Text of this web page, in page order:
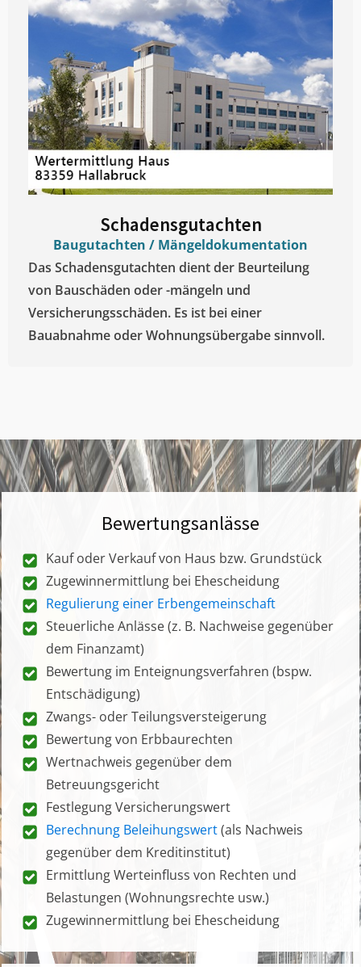
Schadensgutachten
Baugutachten / Mängeldokumentation
Das Schadensgutachten dient der Beurteilung
von Bauschäden oder -mängeln und
Versicherungsschäden. Es ist bei einer
Bauabnahme oder Wohnungsübergabe sinnvoll.
Bewertungsanlässe
Kauf oder Verkauf von Haus bzw. Grundstück
Zugewinnermittlung bei Ehescheidung
Regulierung einer Erbengemeinschaft
Steuerliche Anlässe (z. B. Nachweise gegenüber
dem Finanzamt)
Bewertung im Enteignungsverfahren (bspw.
Entschädigung)
Zwangs- oder Teilungsversteigerung
Bewertung von Erbbaurechten
Wertnachweis gegenüber dem
Betreuungsgericht
Festlegung Versicherungswert
Berechnung Beleihungswert(als Nachweis
gegenüber dem Kreditinstitut)
Ermittlung Werteinfluss von Rechten und
Belastungen (Wohnungsrechte usw.)
Zugewinnermittlung bei Ehescheidung